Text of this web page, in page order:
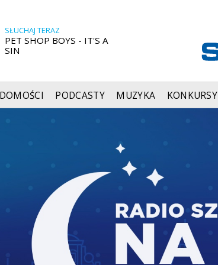
SŁUCHAJ TERAZ
PET SHOP BOYS - IT'S A
SIN
PODCASTY MUZYKA KONKURSY